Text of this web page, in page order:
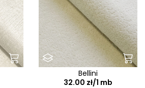
Bellini
32.00 zł/1 mb